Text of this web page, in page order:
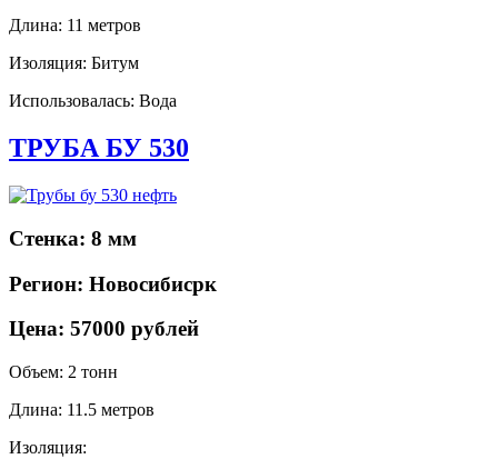
Длина: 11 метров
Изоляция: Битум
Использовалась: Вода
ТРУБА БУ 530
Стенка: 8 мм
Регион: Новосибисрк
Цена: 57000 рублей
Объем: 2 тонн
Длина: 11.5 метров
Изоляция: